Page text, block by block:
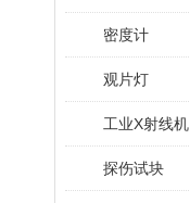
密度计
观片灯
工业X射线机
探伤试块